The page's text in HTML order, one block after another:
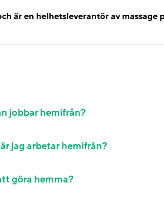
är en helhetsleverantör av massage
jobbar hemifrån?
jag arbetar hemifrån?
göra hemma?